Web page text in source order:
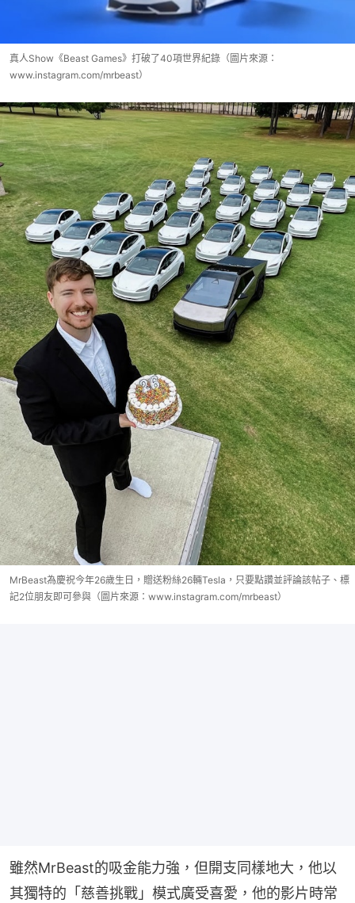
真人Show《Beast Games》打破了40項世界紀錄（圖片來源：
www.instagram.com/mrbeast）
MrBeast為慶祝今年26歲生日，贈送粉絲26輛Tesla，只要點讚並評論該帖子、標
記2位朋友即可參與（圖片來源：www.instagram.com/mrbeast）
雖然MrBeast的吸金能力強，但開支同樣地大，他以
其獨特的「慈善挑戰」模式廣受喜愛，他的影片時常